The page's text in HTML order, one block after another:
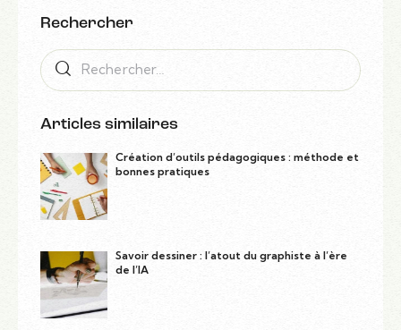
Rechercher
Articles similaires
Création d’outils pédagogiques : méthode et
bonnes pratiques
Savoir dessiner : l’atout du graphiste à l’ère
de l’IA